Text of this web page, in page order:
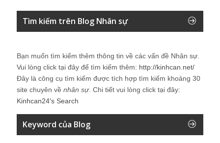
Tìm kiếm trên Blog Nhân sự
Bạn muốn tìm kiếm thêm thông tin về các vấn đề Nhân sự
Vui lòng click tại đây để tìm kiếm thêm: http://kinhcan.net/
Đây là công cụ tìm kiếm được tích hợp tìm kiếm khoảng 30
site chuyên về nhân sự. Chi tiết vui lòng click tại đây:
Kinhcan24′s Search
Keyword của Blog